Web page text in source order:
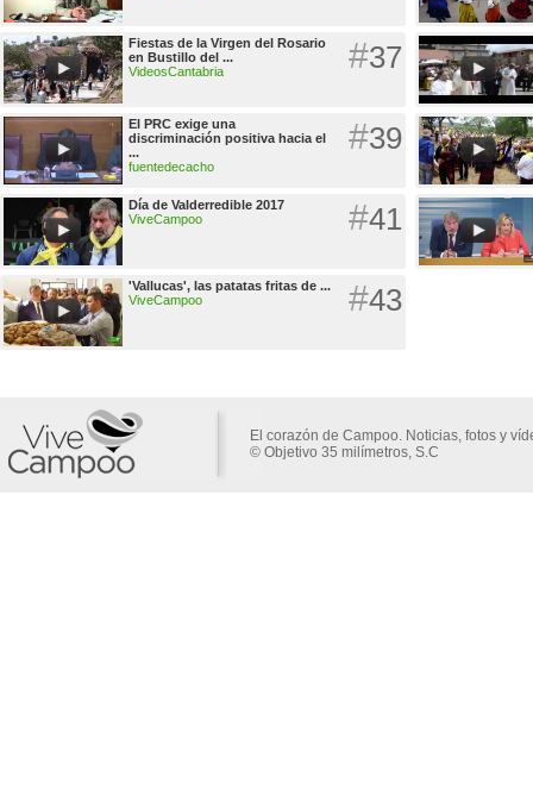
#37
Fiestas de la Virgen del Rosario
en Bustillo del ...
VideosCantabria
#39
El PRC exige una
discriminación positiva hacia el
...
fuentedecacho
#41
Día de Valderredible 2017
ViveCampoo
#43
'Vallucas', las patatas fritas de ...
ViveCampoo
El corazón de Campoo. Noticias, fotos y
© Objetivo 35 milímetros, S.C